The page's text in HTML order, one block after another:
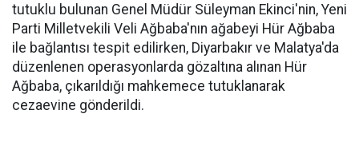
tutuklu bulunan Genel Müdür Süleyman Ekinci'nin, Yeni
Parti Milletvekili Veli Ağbaba'nın ağabeyi Hür Ağbaba
ile bağlantısı tespit edilirken, Diyarbakır ve Malatya'da
düzenlenen operasyonlarda gözaltına alınan Hür
Ağbaba, çıkarıldığı mahkemece tutuklanarak
cezaevine gönderildi.